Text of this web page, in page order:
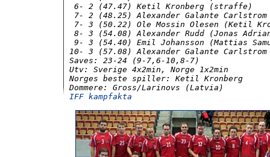
6- 2 (47.47) Ketil Kronberg (straffe)
7- 2 (48.25) Alexander Galante Carlstrom
7- 3 (50.22) Ole Mossin Olesen (Ketil
8- 3 (54.08) Alexander Rudd (Jonas
9- 3 (54.40) Emil Johansson (Mattias
10- 3 (57.08) Alexander Galante Carlstrom
Saves: 23-24 (9-7,6-10,8-7)
Utv: Sverige 4x2min, Norge 1x2min
Norges beste spiller: Ketil Kronberg
IFF kampfakta